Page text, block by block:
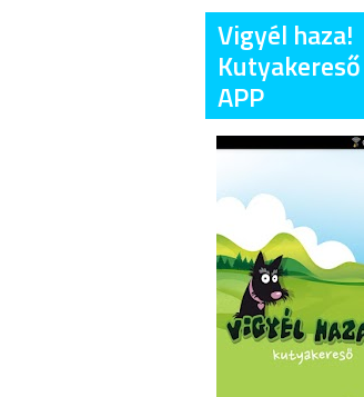
Vigyél haza!
Kutyakereső
APP